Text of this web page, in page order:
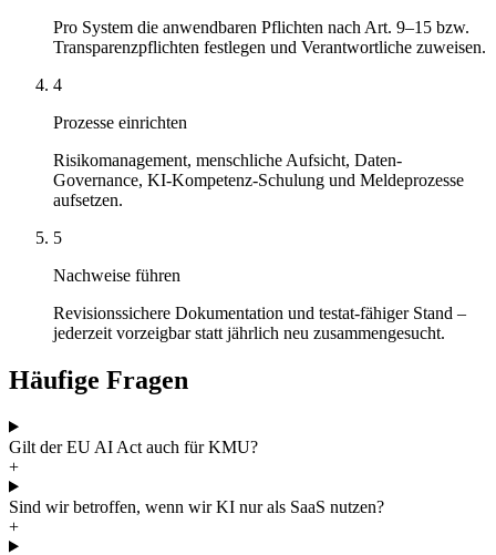
Pro System die anwendbaren Pflichten nach Art. 9–15 bzw.
Transparenzpflichten festlegen und Verantwortliche zuweisen.
4
Prozesse einrichten
Risikomanagement, menschliche Aufsicht, Daten-
Governance, KI-Kompetenz-Schulung und Meldeprozesse
aufsetzen.
5
Nachweise führen
Revisionssichere Dokumentation und testat-fähiger Stand –
jederzeit vorzeigbar statt jährlich neu zusammengesucht.
Häufige Fragen
Gilt der EU AI Act auch für KMU?
+
Sind wir betroffen, wenn wir KI nur als SaaS nutzen?
+